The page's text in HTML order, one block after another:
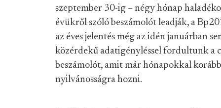
szeptember 30-ig – négy hónap
évükről szóló beszámolót leadják, a
az éves jelentés még az idén januárban
közérdekű adatigényléssel fordultunk a
beszámolót, amit már hónapokkal
nyilvánosságra hozni.